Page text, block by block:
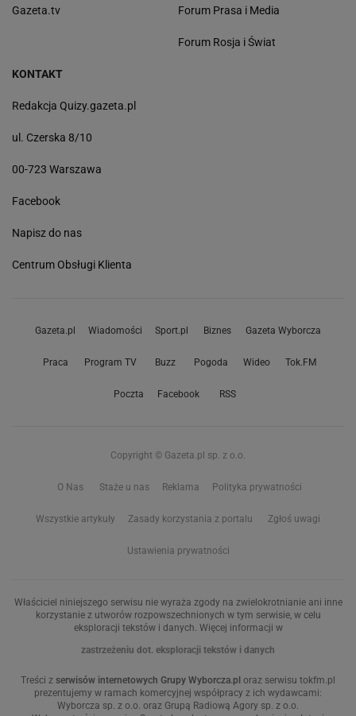
Gazeta.tv Forum Prasa i Media
Forum Rosja i Świat
KONTAKT
Redakcja Quizy.gazeta.pl
ul. Czerska 8/10
00-723 Warszawa
Facebook
Napisz do nas
Centrum Obsługi Klienta
Gazeta.pl Wiadomości Sport.pl Biznes Gazeta Wyborcza
Praca Program TV Buzz Pogoda Wideo Tok.FM
Poczta Facebook RSS
Copyright © Gazeta.pl sp. z o.o.
O Nas Staże u nas Reklama Polityka prywatności
Wszystkie artykuły Zasady korzystania z portalu Zgłoś uwagi
Ustawienia prywatności
Właściciel niniejszego serwisu nie wyraża zgody na zwielokrotnianie ani inne
korzystanie z utworów rozpowszechnionych w tym serwisie, w celu
eksploracji tekstów i danych. Więcej informacji w
zastrzeżeniu dot. eksploracji tekstów i danych
Treści z serwisów internetowych Grupy Wyborcza.pl oraz serwisu tokfm.pl
prezentujemy w ramach komercyjnej współpracy z ich wydawcami:
Wyborcza sp. z o.o. oraz Grupą Radiową Agory sp. z o.o.